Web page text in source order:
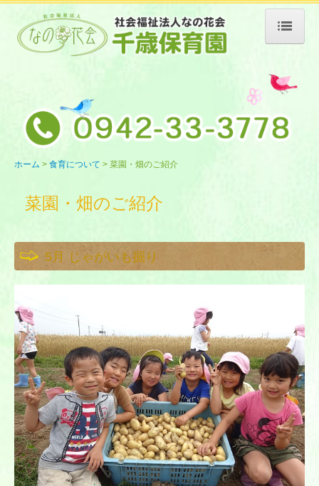
施設案内
情報公開
1日の流れ
食育について
採用情報
園の日記 （2024年度）
園の日記（2025年度）
園の日記（2026年度）
ホーム 食育について 菜園・畑のご紹介
菜園・畑のご紹介
5月 じゃがいも掘り